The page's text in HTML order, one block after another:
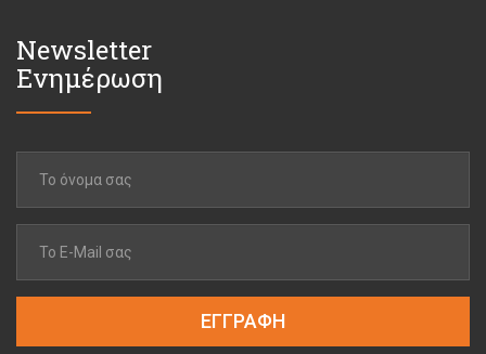
Newsletter
Ενημέρωση
ΕΓΓΡΑΦΗ